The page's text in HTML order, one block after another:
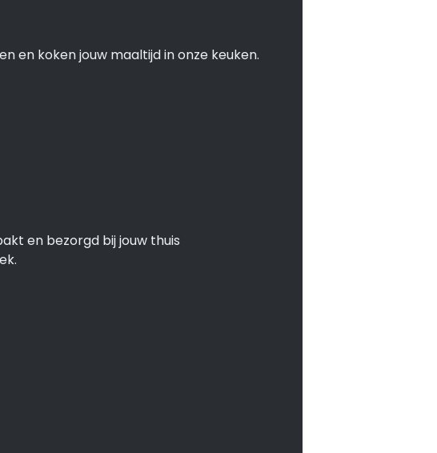
en koken jouw maaltijd in onze keuken.
en bezorgd bij jouw thuis